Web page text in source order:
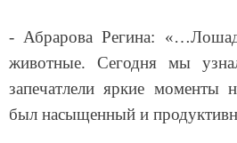
- Абрарова Регина:
животные. Сегодня мы
запечатлели яркие моменты
был насыщенный и